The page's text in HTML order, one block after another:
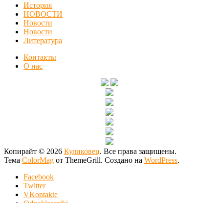
История
НОВОСТИ
Новости
Новости
Литература
Контакты
О нас
Копирайт © 2026 Куликовец. Все права защищены.
Тема ColorMag от ThemeGrill. Создано на WordPress.
Facebook
Twitter
VKontakte